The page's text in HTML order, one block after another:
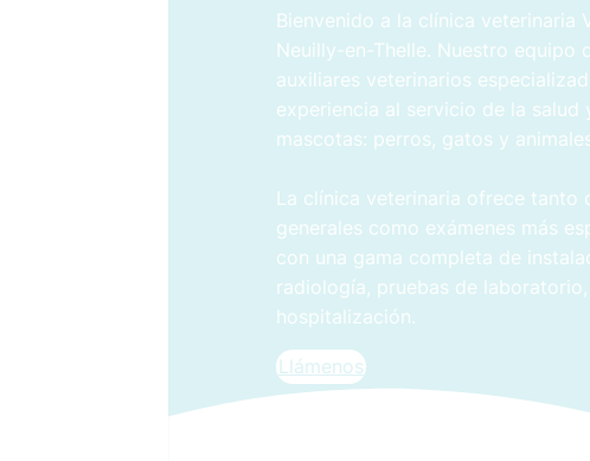
Bienvenido a la clínica veterinaria
Neuilly-en-Thelle. Nuestro equipo
auxiliares veterinarios
experiencia al servicio de la salud
mascotas: perros, gatos y
La clínica veterinaria ofrece tanto
generales como exámenes más
con una gama completa de
radiología, pruebas de
hospitalización.
Llámenos